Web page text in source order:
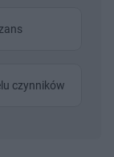
czynników